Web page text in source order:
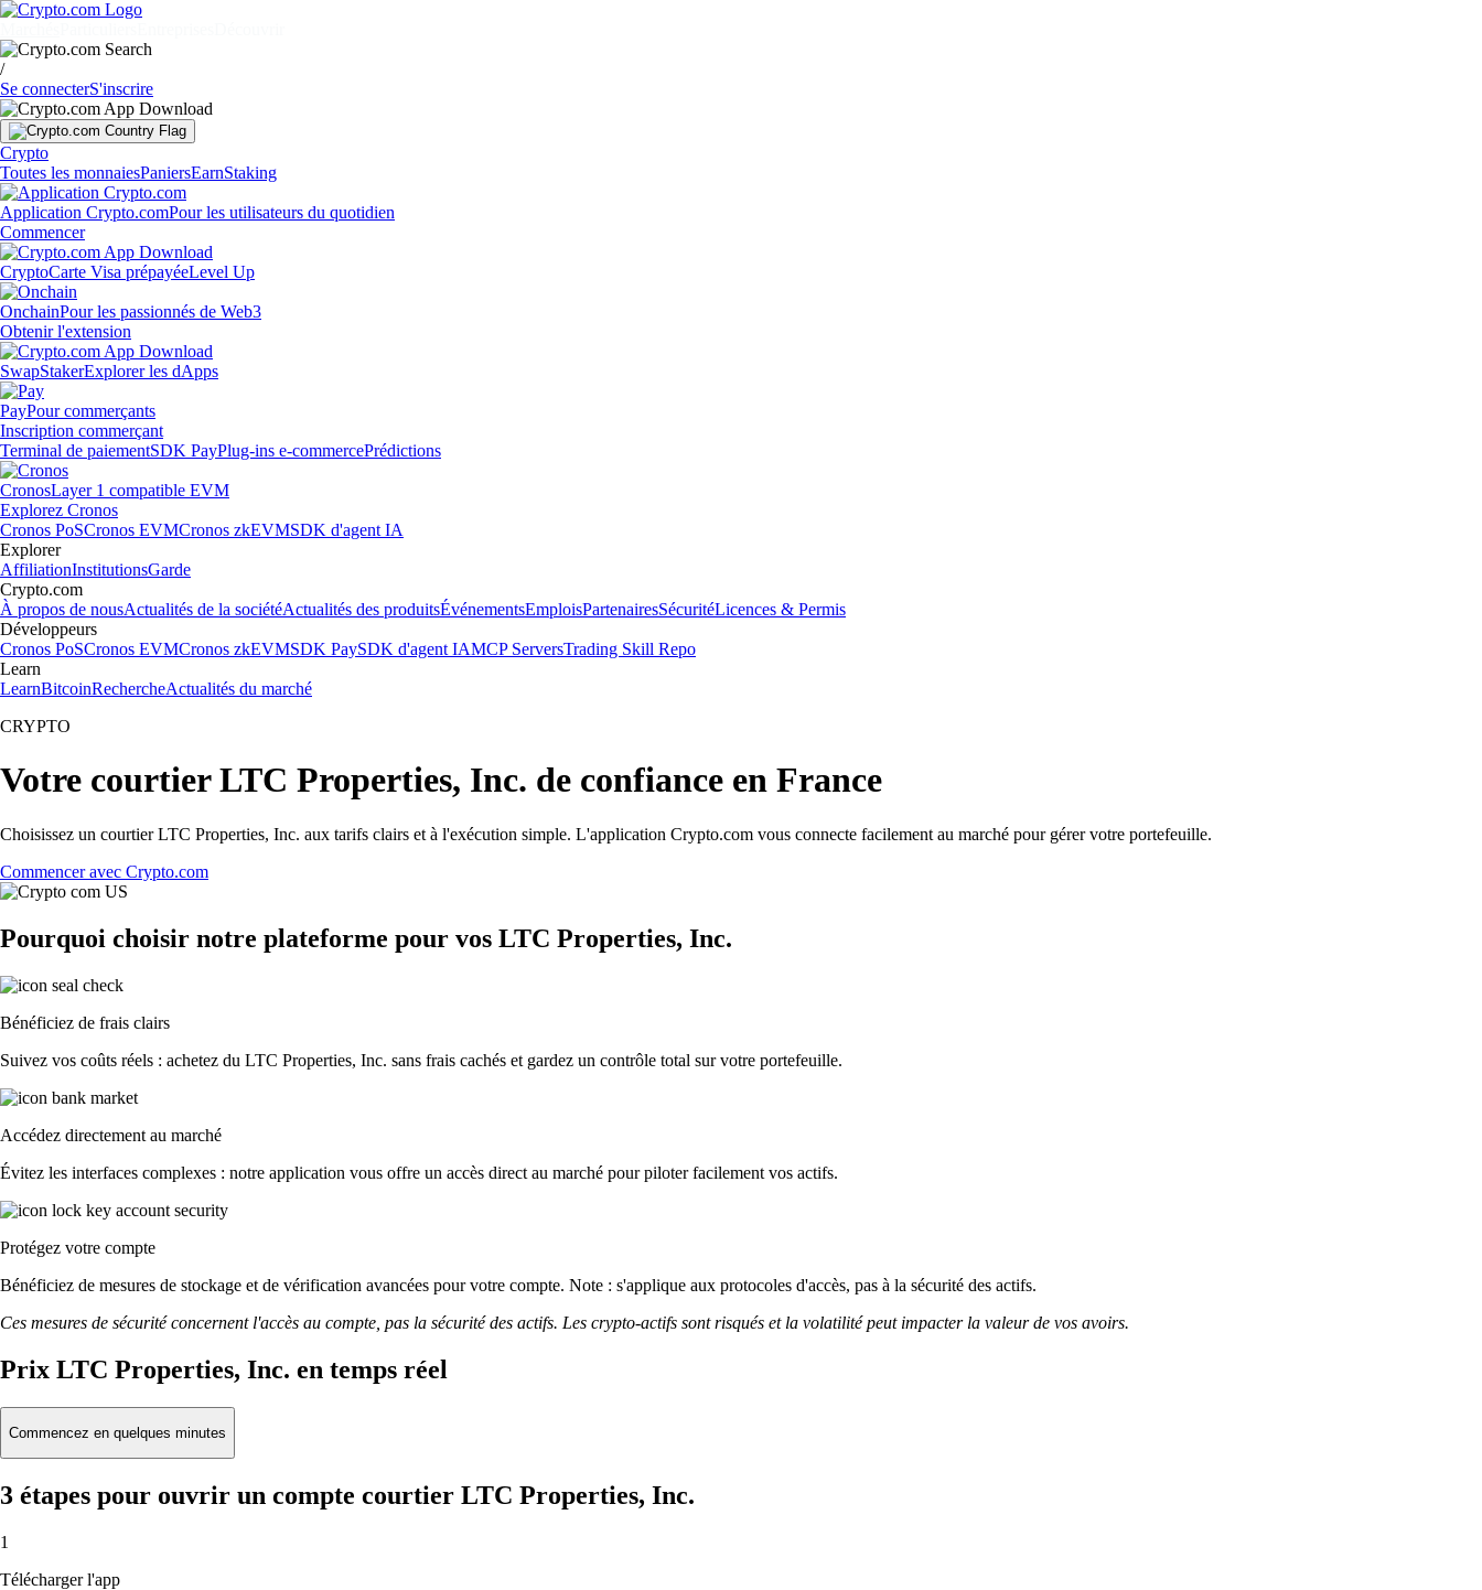
/
Se connecterS'inscrire
Crypto
Toutes les monnaiesPaniersEarnStaking
Application Crypto.comPour les utilisateurs du quotidien
Commencer
CryptoCarte Visa prépayéeLevel Up
OnchainPour les passionnés de Web3
Obtenir l'extension
SwapStakerExplorer les dApps
PayPour commerçants
Inscription commerçant
Terminal de paiementSDK PayPlug-ins e-commercePrédictions
CronosLayer 1 compatible EVM
Explorez Cronos
Cronos PoSCronos EVMCronos zkEVMSDK d'agent IA
Explorer
AffiliationInstitutionsGarde
Crypto.com
À propos de nousActualités de la sociétéActualités des produitsÉvénementsEmploisPartenairesSécuritéLicences & Permis
Développeurs
Cronos PoSCronos EVMCronos zkEVMSDK PaySDK d'agent IAMCP ServersTrading Skill Repo
Learn
LearnBitcoinRechercheActualités du marché
CRYPTO
Votre courtier LTC Properties, Inc. de confiance en France
Choisissez un courtier LTC Properties, Inc. aux tarifs clairs et à l'exécution simple. L'application Crypto.com vous connecte facilement au marché pour gérer votre portefeuille.
Commencer avec Crypto.com
Pourquoi choisir notre plateforme pour vos LTC Properties, Inc.
Bénéficiez de frais clairs
Suivez vos coûts réels : achetez du LTC Properties, Inc. sans frais cachés et gardez un contrôle total sur votre portefeuille.
Accédez directement au marché
Évitez les interfaces complexes : notre application vous offre un accès direct au marché pour piloter facilement vos actifs.
Protégez votre compte
Bénéficiez de mesures de stockage et de vérification avancées pour votre compte. Note : s'applique aux protocoles d'accès, pas à la sécurité des actifs.
Ces mesures de sécurité concernent l'accès au compte, pas la sécurité des actifs. Les crypto-actifs sont risqués et la volatilité peut impacter la valeur de vos avoirs.
Prix LTC Properties, Inc. en temps réel
Commencez en quelques minutes
3 étapes pour ouvrir un compte courtier LTC Properties, Inc.
1
Télécharger l'app